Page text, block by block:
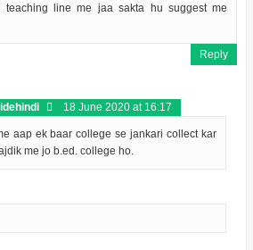
teaching line me jaa sakta hu suggest me
Reply
18 June 2020 at 16:17
aap ek baar college se jankari collect kar
me jo b.ed. college ho.